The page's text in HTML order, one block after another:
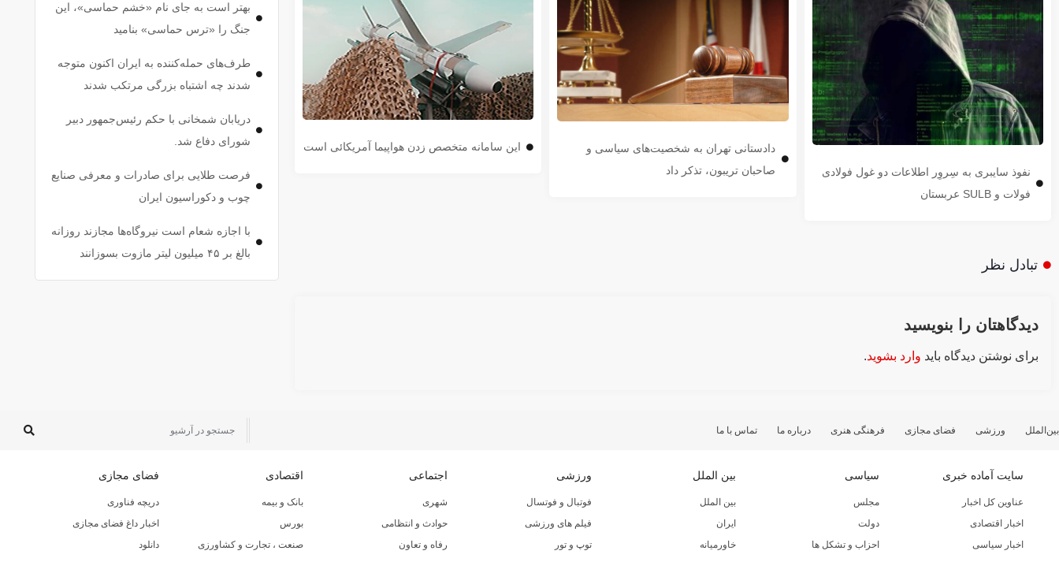
نفوذ سایبری به سِروِر اطلاعات دو غول فولادی
فولات و SULB عربستان
دادستانی تهران به شخصیت‌های سیاسی و
صاحبان تریبون، تذکر داد
این سامانه متخصص زدن هواپیما آمریکائی است
تبادل نظر
دیدگاهتان را بنویسید
برای نوشتن دیدگاه باید وارد بشوید.
بهتر است به جای نام «خشم حماسی»، این
جنگ را «ترس حماسی» بنامید
طرف‌های حمله‌کننده به ایران اکنون متوجه
شدند چه اشتباه بزرگی مرتکب شدند
دریابان شمخانی با حکم رئیس‌جمهور دبیر
شورای دفاع شد.
فرصت طلایی برای صادرات و معرفی صنایع
چوب و دکوراسیون ایران
با اجازه شعام است نیروگاه‌ها مجازند روزانه
بالغ بر ۴۵ میلیون لیتر مازوت بسوزانند
بین‌الملل ورزشی فضای مجازی فرهنگی هنری درباره ما تماس با ما
سایت آماده خبری
عناوین کل اخبار
اخبار اقتصادی
اخبار سیاسی
سیاسی
مجلس
دولت
احزاب و تشکل ها
بین الملل
بین الملل
ایران
خاورمیانه
ورزشی
فوتبال و فوتسال
فیلم های ورزشی
توپ و تور
اجتماعی
شهری
حوادث و انتظامی
رفاه و تعاون
اقتصادی
بانک و بیمه
بورس
صنعت ، تجارت و کشاورزی
فضای مجازی
دریچه فناوری
اخبار داغ فضای مجازی
دانلود